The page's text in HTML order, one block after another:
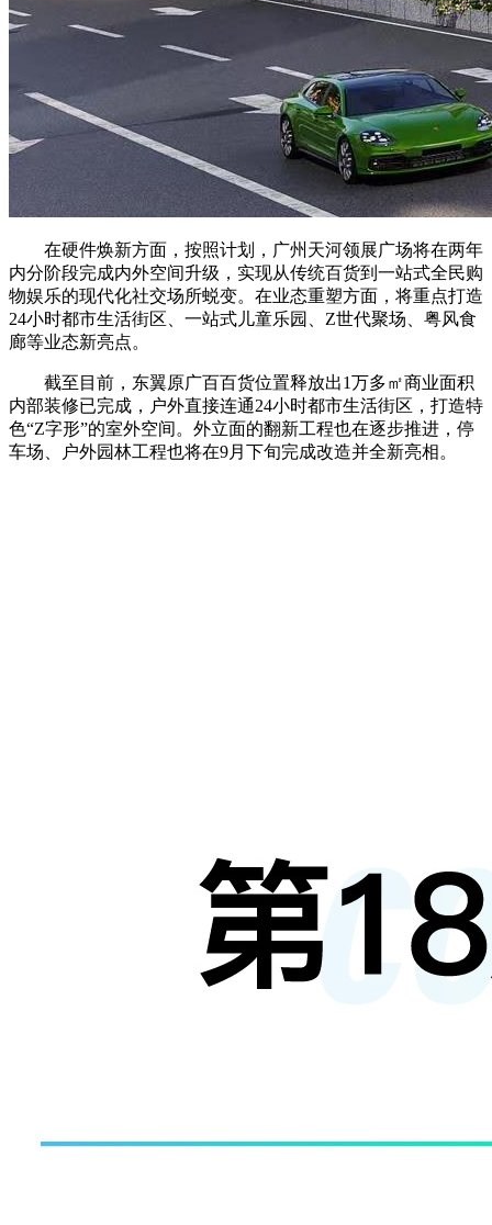
在硬件焕新方面，按照计划，广州天河领展广场将在两年
内分阶段完成内外空间升级，实现从传统百货到一站式全民购
物娱乐的现代化社交场所蜕变。在业态重塑方面，将重点打造
24小时都市生活街区、一站式儿童乐园、Z世代聚场、粤风食
廊等业态新亮点。
截至目前，东翼原广百百货位置释放出1万多㎡商业面积
内部装修已完成，户外直接连通24小时都市生活街区，打造特
色“Z字形”的室外空间。外立面的翻新工程也在逐步推进，停
车场、户外园林工程也将在9月下旬完成改造并全新亮相。